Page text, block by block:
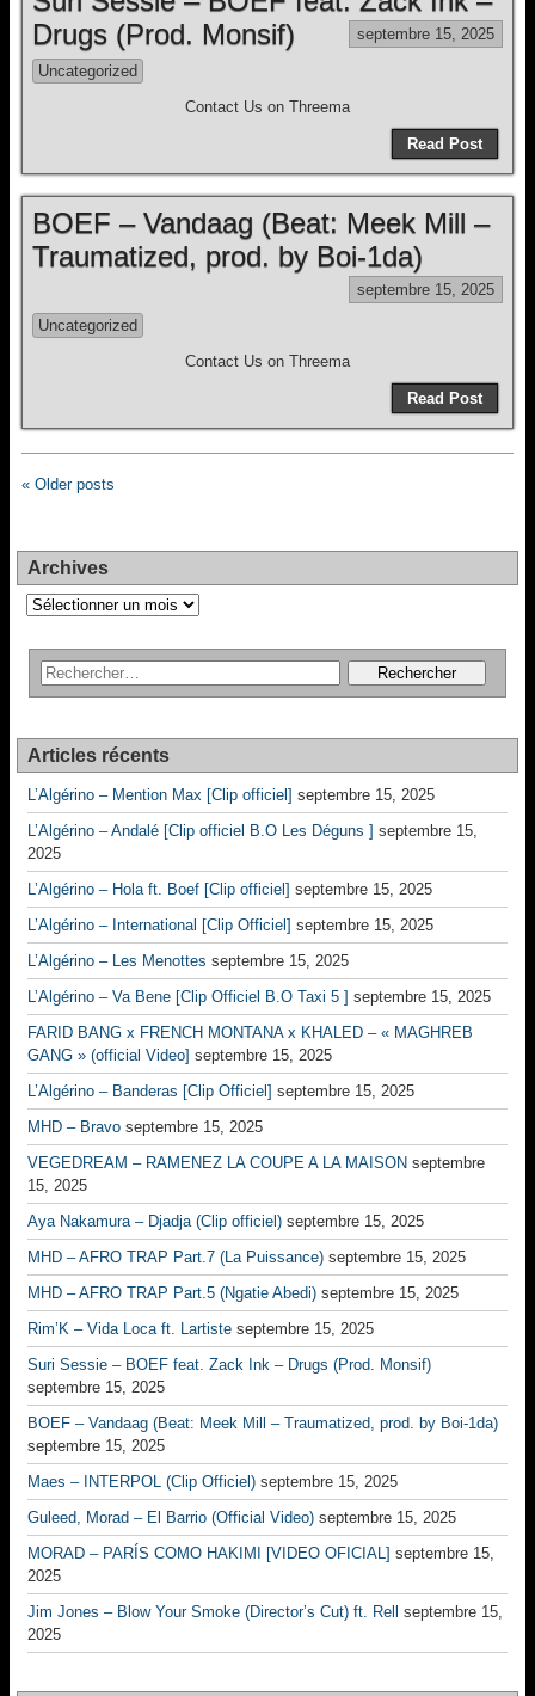
Drugs (Prod. Monsif)
septembre 15, 2025
Uncategorized
Contact Us on Threema
Read Post
BOEF – Vandaag (Beat: Meek Mill –
Traumatized, prod. by Boi-1da)
septembre 15, 2025
Uncategorized
Contact Us on Threema
Read Post
« Older posts
Archives
Archives
Articles récents
L’Algérino – Mention Max [Clip officiel] septembre 15, 2025
L’Algérino – Andalé [Clip officiel B.O Les Déguns ] septembre 15,
2025
L’Algérino – Hola ft. Boef [Clip officiel] septembre 15, 2025
L’Algérino – International [Clip Officiel] septembre 15, 2025
L’Algérino – Les Menottes septembre 15, 2025
L’Algérino – Va Bene [Clip Officiel B.O Taxi 5 ] septembre 15, 2025
FARID BANG x FRENCH MONTANA x KHALED – « MAGHREB
GANG » (official Video] septembre 15, 2025
L’Algérino – Banderas [Clip Officiel] septembre 15, 2025
MHD – Bravo septembre 15, 2025
VEGEDREAM – RAMENEZ LA COUPE A LA MAISON septembre
15, 2025
Aya Nakamura – Djadja (Clip officiel) septembre 15, 2025
MHD – AFRO TRAP Part.7 (La Puissance) septembre 15, 2025
MHD – AFRO TRAP Part.5 (Ngatie Abedi) septembre 15, 2025
Rim’K – Vida Loca ft. Lartiste septembre 15, 2025
Suri Sessie – BOEF feat. Zack Ink – Drugs (Prod. Monsif)
septembre 15, 2025
BOEF – Vandaag (Beat: Meek Mill – Traumatized, prod. by Boi-1da)
septembre 15, 2025
Maes – INTERPOL (Clip Officiel) septembre 15, 2025
Guleed, Morad – El Barrio (Official Video) septembre 15, 2025
MORAD – PARÍS COMO HAKIMI [VIDEO OFICIAL] septembre 15,
2025
Jim Jones – Blow Your Smoke (Director’s Cut) ft. Rell
septembre 15,
2025